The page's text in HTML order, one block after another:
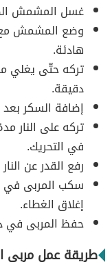
غسل المشمش
وضع المشمش مع
هادئة.
تركه حتّى يغلي
دقيقة.
إضافة السكر بعد
تركه على النار
في التحريك.
رفع القدر عن
سكب المربى في
إغلاق الغطاء.
حفظ المربى في
طريقة عمل